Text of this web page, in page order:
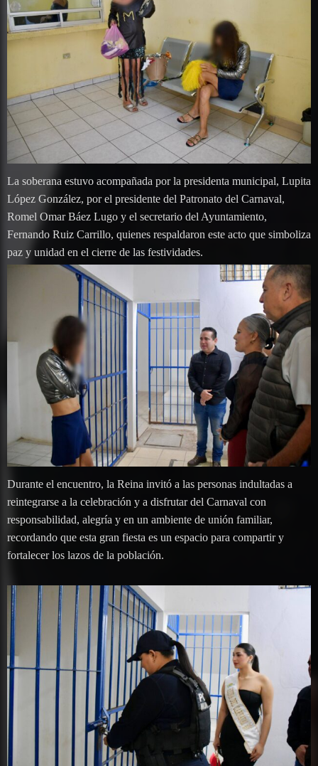
La soberana estuvo acompañada por la presidenta municipal, Lupita
López González, por el presidente del Patronato del Carnaval,
Romel Omar Báez Lugo y el secretario del Ayuntamiento,
Fernando Ruiz Carrillo, quienes respaldaron este acto que simboliza
paz y unidad en el cierre de las festividades.
Durante el encuentro, la Reina invitó a las personas indultadas a
reintegrarse a la celebración y a disfrutar del Carnaval con
responsabilidad, alegría y en un ambiente de unión familiar,
recordando que esta gran fiesta es un espacio para compartir y
fortalecer los lazos de la población.